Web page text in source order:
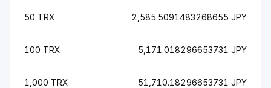
50 TRX 2,585.5091483268655 JPY
100 TRX 5,171.018296653731 JPY
1,000 TRX 51,710.18296653731 JPY